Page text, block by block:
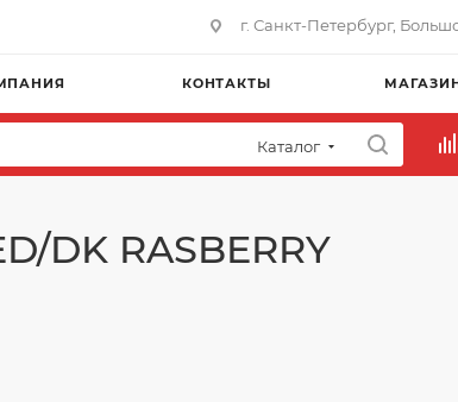
г. Санкт-Петербург,
КОНТАКТЫ
Каталог
DK RASBERRY